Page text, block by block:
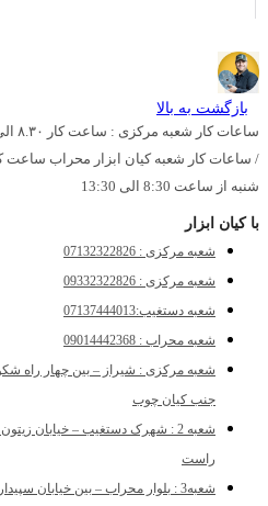
بازگشت به بالا
شنبه از ساعت 8:30 الی 13:30
با کیان ابزار
شعبه مرکزی : 07132322826
شعبه مرکزی : 09332322826
شعبه دستغیب:07137444013
شعبه محراب : 09014442368
جنب کیان چوب
راست
شعبه3 : بلوار محراب – بین خیابان